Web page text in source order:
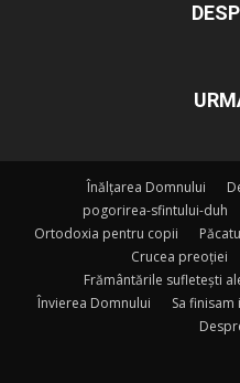
Înălțarea Domnului
pogorirea-sfintului-duh
Ortodoxia pentru copii
Crucea preoției
Frământările sufletești
Învierea Domnului
Sa